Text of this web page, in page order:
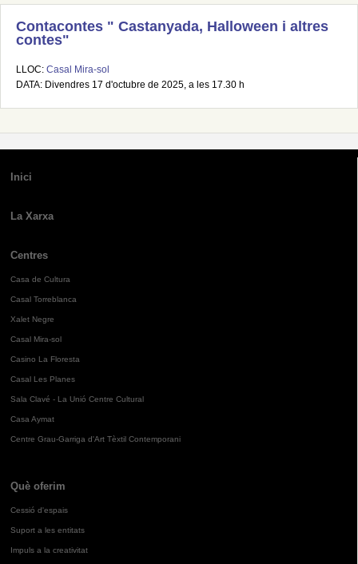
Contacontes " Castanyada, Halloween i altres
contes"
LLOC: Casal Mira-sol
DATA: Divendres 17 d'octubre de 2025, a les 17.30 h
Inici
La Xarxa
Centres
Casa de Cultura
Casal Torreblanca
Xalet Negre
Casal Mira-sol
Casino La Floresta
Casal Les Planes
Sala Clavé - La Unió Centre Cultural
Casa Aymat
Centre Grau-Garriga d'Art Tèxtil Contemporani
Què oferim
Cessió d'espais
Suport a les entitats
Impuls a la creativitat